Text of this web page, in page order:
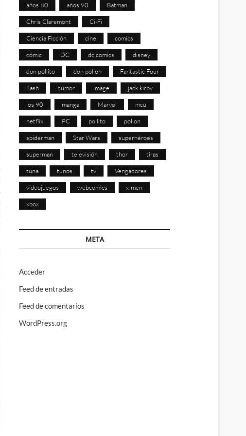
años 80 años 90 Batman
Chris Claremont Ci-Fi
Ciencia Ficción cine comics
cómic DC dc comics disney
don pollito don pollon Fantastic Four
flash humor image jack kirby
los 90 manga Marvel mcu
netflix PC pollito pollon
spiderman Star Wars superhéroes
superman televisión thor tiras
tuna tunos tv Vengadores
videojuegos webcomics x-men
xbox
META
Acceder
Feed de entradas
Feed de comentarios
WordPress.org